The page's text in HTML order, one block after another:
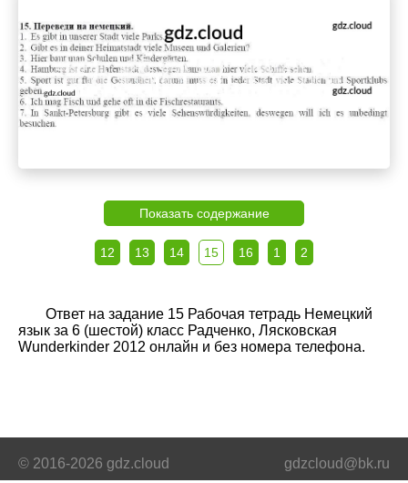
Показать содержание
12 13 14 15 16 1 2
Ответ на задание 15 Рабочая тетрадь Немецкий
язык за 6 (шестой) класс Радченко, Лясковская
Wunderkinder 2012 онлайн и без номера телефона.
© 2016-2026 gdz.cloud gdzcloud@bk.ru